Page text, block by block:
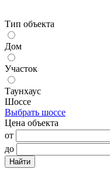
Тип объекта
Дом
Участок
Таунхаус
Шоссе
Выбрать шоссе
Цена объекта
от
до
Найти